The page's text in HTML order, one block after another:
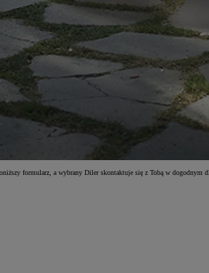
formularz, a wybrany Diler skontaktuje się z Tobą w dogodnym